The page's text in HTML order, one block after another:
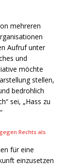
mehreren
Aufruf unter
und
möchte
stellen,
bedrohlich
sei, „Hass zu
Rechts als
für eine
einzusetzen